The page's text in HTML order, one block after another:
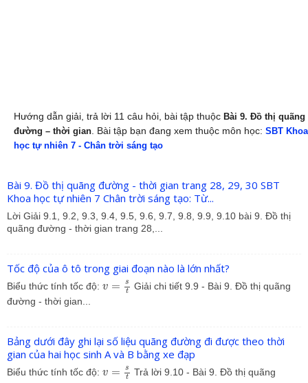
Hướng dẫn giải, trả lời 11 câu hỏi, bài tập thuộc Bài 9. Đồ thị quãng
đường – thời gian . Bài tập bạn đang xem thuộc môn học: SBT Khoa
học tự nhiên 7 - Chân trời sáng tạo
Bài 9. Đồ thị quãng đường - thời gian trang 28, 29, 30 SBT
Khoa học tự nhiên 7 Chân trời sáng tạo: Từ...
Lời Giải 9.1, 9.2, 9.3, 9.4, 9.5, 9.6, 9.7, 9.8, 9.9, 9.10 bài 9. Đồ thị
quãng đường - thời gian trang 28,...
Tốc độ của ô tô trong giai đoạn nào là lớn nhất?
Biểu thức tính tốc độ: v =
s
t
Giải chi tiết 9.9 - Bài 9. Đồ thị quãng
đường - thời gian...
Bảng dưới đây ghi lại số liệu quãng đường đi được theo thời
gian của hai học sinh A và B bằng xe đạp
Biểu thức tính tốc độ: v =
s
t
Trả lời 9.10 - Bài 9. Đồ thị quãng